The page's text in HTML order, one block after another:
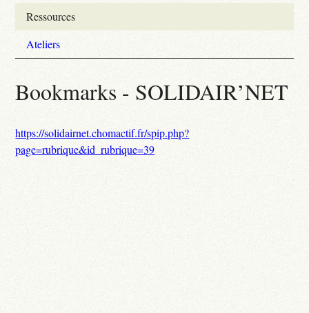
Ressources
Ateliers
Bookmarks - SOLIDAIR’NET
https://solidairnet.chomactif.fr/spip.php?
page=rubrique&id_rubrique=39